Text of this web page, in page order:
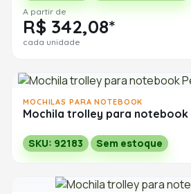
A partir de
R$ 342,08*
cada unidade
MOCHILAS PARA NOTEBOOK
Mochila trolley para notebook
SKU: 92183 Sem estoque